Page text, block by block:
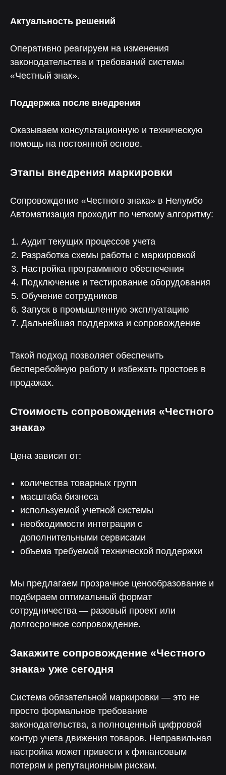
Актуальность решений
Оперативно реагируем на изменения
законодательства и требований системы
«Честный знак».
Поддержка после внедрения
Оказываем консультационную и техническую
помощь на постоянной основе.
Этапы внедрения маркировки
Сопровождение «Честного знака» в Нелумбо
Автоматизация проходит по четкому алгоритму:
Аудит текущих процессов учета
Разработка схемы работы с маркировкой
Настройка программного обеспечения
Подключение и тестирование оборудования
Обучение сотрудников
Запуск в промышленную эксплуатацию
Дальнейшая поддержка и сопровождение
Такой подход позволяет обеспечить
бесперебойную работу и избежать простоев в
продажах.
Стоимость сопровождения «Честного
знака»
Цена зависит от:
количества товарных групп
масштаба бизнеса
используемой учетной системы
необходимости интеграции с
дополнительными сервисами
объема требуемой технической поддержки
Мы предлагаем прозрачное ценообразование и
подбираем оптимальный формат
сотрудничества — разовый проект или
долгосрочное сопровождение.
Закажите сопровождение «Честного
знака» уже сегодня
Система обязательной маркировки — это не
просто формальное требование
законодательства, а полноценный цифровой
контур учета движения товаров. Неправильная
настройка может привести к финансовым
потерям и репутационным рискам.
Помогли более 100 компаниям
Отзывы компаний
Подписаться
100+ кейсов
Примеры реальных проектов
Учебные материалы